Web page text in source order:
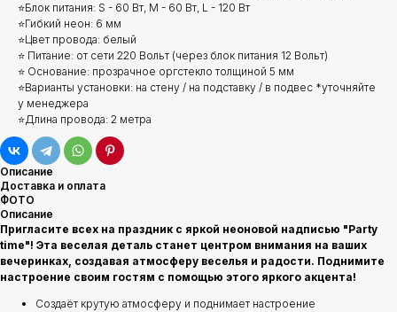
⭐Блок питания: S - 60 Вт, M - 60 Вт, L - 120 Вт
⭐Гибкий неон: 6 мм
⭐Цвет провода: белый
⭐ Питание: от сети 220 Вольт (через блок питания 12 Вольт)
⭐ Основание: прозрачное оргстекло толщиной 5 мм
⭐Варианты установки: на стену / на подставку / в подвес *уточняйте
у менеджера
⭐Длина провода: 2 метра
Описание
Доставка и оплата
ФОТО
Описание
Пригласите всех на праздник с яркой неоновой надписью "Party
time"! Эта веселая деталь станет центром внимания на ваших
вечеринках, создавая атмосферу веселья и радости. Поднимите
настроение своим гостям с помощью этого яркого акцента!
Создаёт крутую атмосферу и поднимает настроение